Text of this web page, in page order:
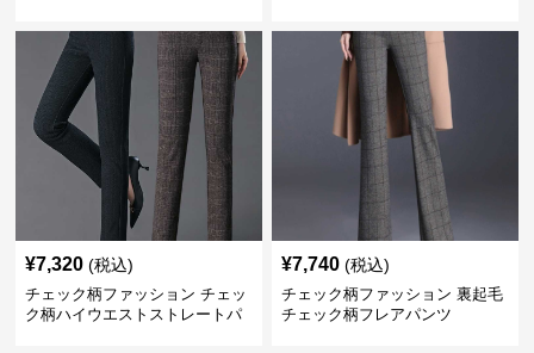
¥7,320 (税込)
チェック柄ファッション チェッ
ク柄ハイウエストストレートパ
¥7,740 (税込)
チェック柄ファッション 裏起毛
チェック柄フレアパンツ